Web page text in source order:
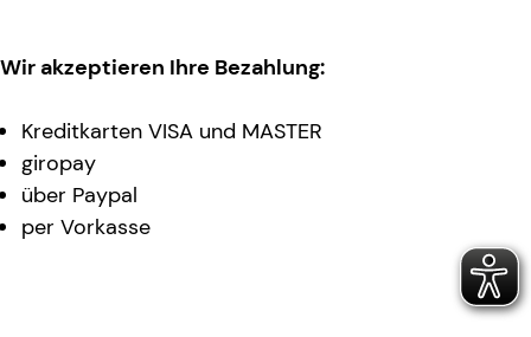
Wir akzeptieren Ihre Bezahlung:
Kreditkarten VISA und MASTER
giropay
über Paypal
per Vorkasse